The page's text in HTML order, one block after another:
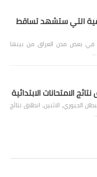
التي ستشهد تساقط
في بعض مدن العراق من بينها
الامتحانات الابتدائية
الجبوري، الاثنين، انطلاق نتائج